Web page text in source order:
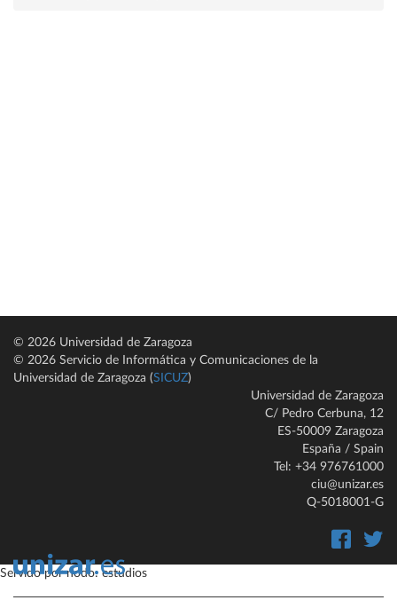
© 2026 Universidad de Zaragoza
© 2026 Servicio de Informática y Comunicaciones de la
Universidad de Zaragoza (SICUZ)
Universidad de Zaragoza
C/ Pedro Cerbuna, 12
ES-50009 Zaragoza
España / Spain
Tel: +34 976761000
ciu@unizar.es
Q-5018001-G
Servido por nodo: estudios